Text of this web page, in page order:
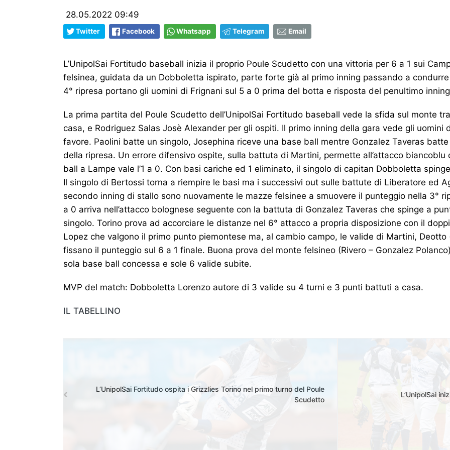
28.05.2022 09:49
Twitter Facebook Whatsapp Telegram Email
L’UnipolSai Fortitudo baseball inizia il proprio Poule Scudetto con una vittoria per 6 a 1 sui
felsinea, guidata da un Dobboletta ispirato, parte forte già al primo inning passando a
4° ripresa portano gli uomini di Frignani sul 5 a 0 prima del botta e risposta del penultimo
La prima partita del Poule Scudetto dell’UnipolSai Fortitudo baseball vede la sfida sul monte
casa, e Rodriguez Salas Josè Alexander per gli ospiti. Il primo inning della gara vede gli uomini
favore. Paolini batte un singolo, Josephina riceve una base ball mentre Gonzalez Taveras
della ripresa. Un errore difensivo ospite, sulla battuta di Martini, permette all’attacco
ball a Lampe vale l’1 a 0. Con basi cariche ed 1 eliminato, il singolo di capitan Dobboletta
Il singolo di Bertossi torna a riempire le basi ma i successivi out sulle battute di Liberatore ed
secondo inning di stallo sono nuovamente le mazze felsinee a smuovere il punteggio nella 3°
a 0 arriva nell’attacco bolognese seguente con la battuta di Gonzalez Taveras che spinge a
singolo. Torino prova ad accorciare le distanze nel 6° attacco a propria disposizione con il
Lopez che valgono il primo punto piemontese ma, al cambio campo, le valide di Martini,
fissano il punteggio sul 6 a 1 finale. Buona prova del monte felsineo (Rivero – Gonzalez
sola base ball concessa e sole 6 valide subite.
MVP del match: Dobboletta Lorenzo autore di 3 valide su 4 turni e 3 punti battuti a casa.
IL TABELLINO
L’UnipolSai Fortitudo ospita i Grizzlies Torino nel primo turno del Poule
Scudetto
L’UnipolSai